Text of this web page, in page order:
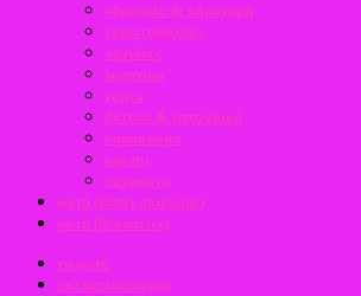
υδρόφιλα & υδροχαρή
τριανταφυλλιές
ορχιδέες
λαχανικά
χόρτα
βότανα & μπαχαρικά
καρποφόρα
κάκτοι
παχύφυτα
φυτά (βάσει ποικιλίας)
φυτά (θεραπείες)
τα φυτά
πολλαπλασιασμός